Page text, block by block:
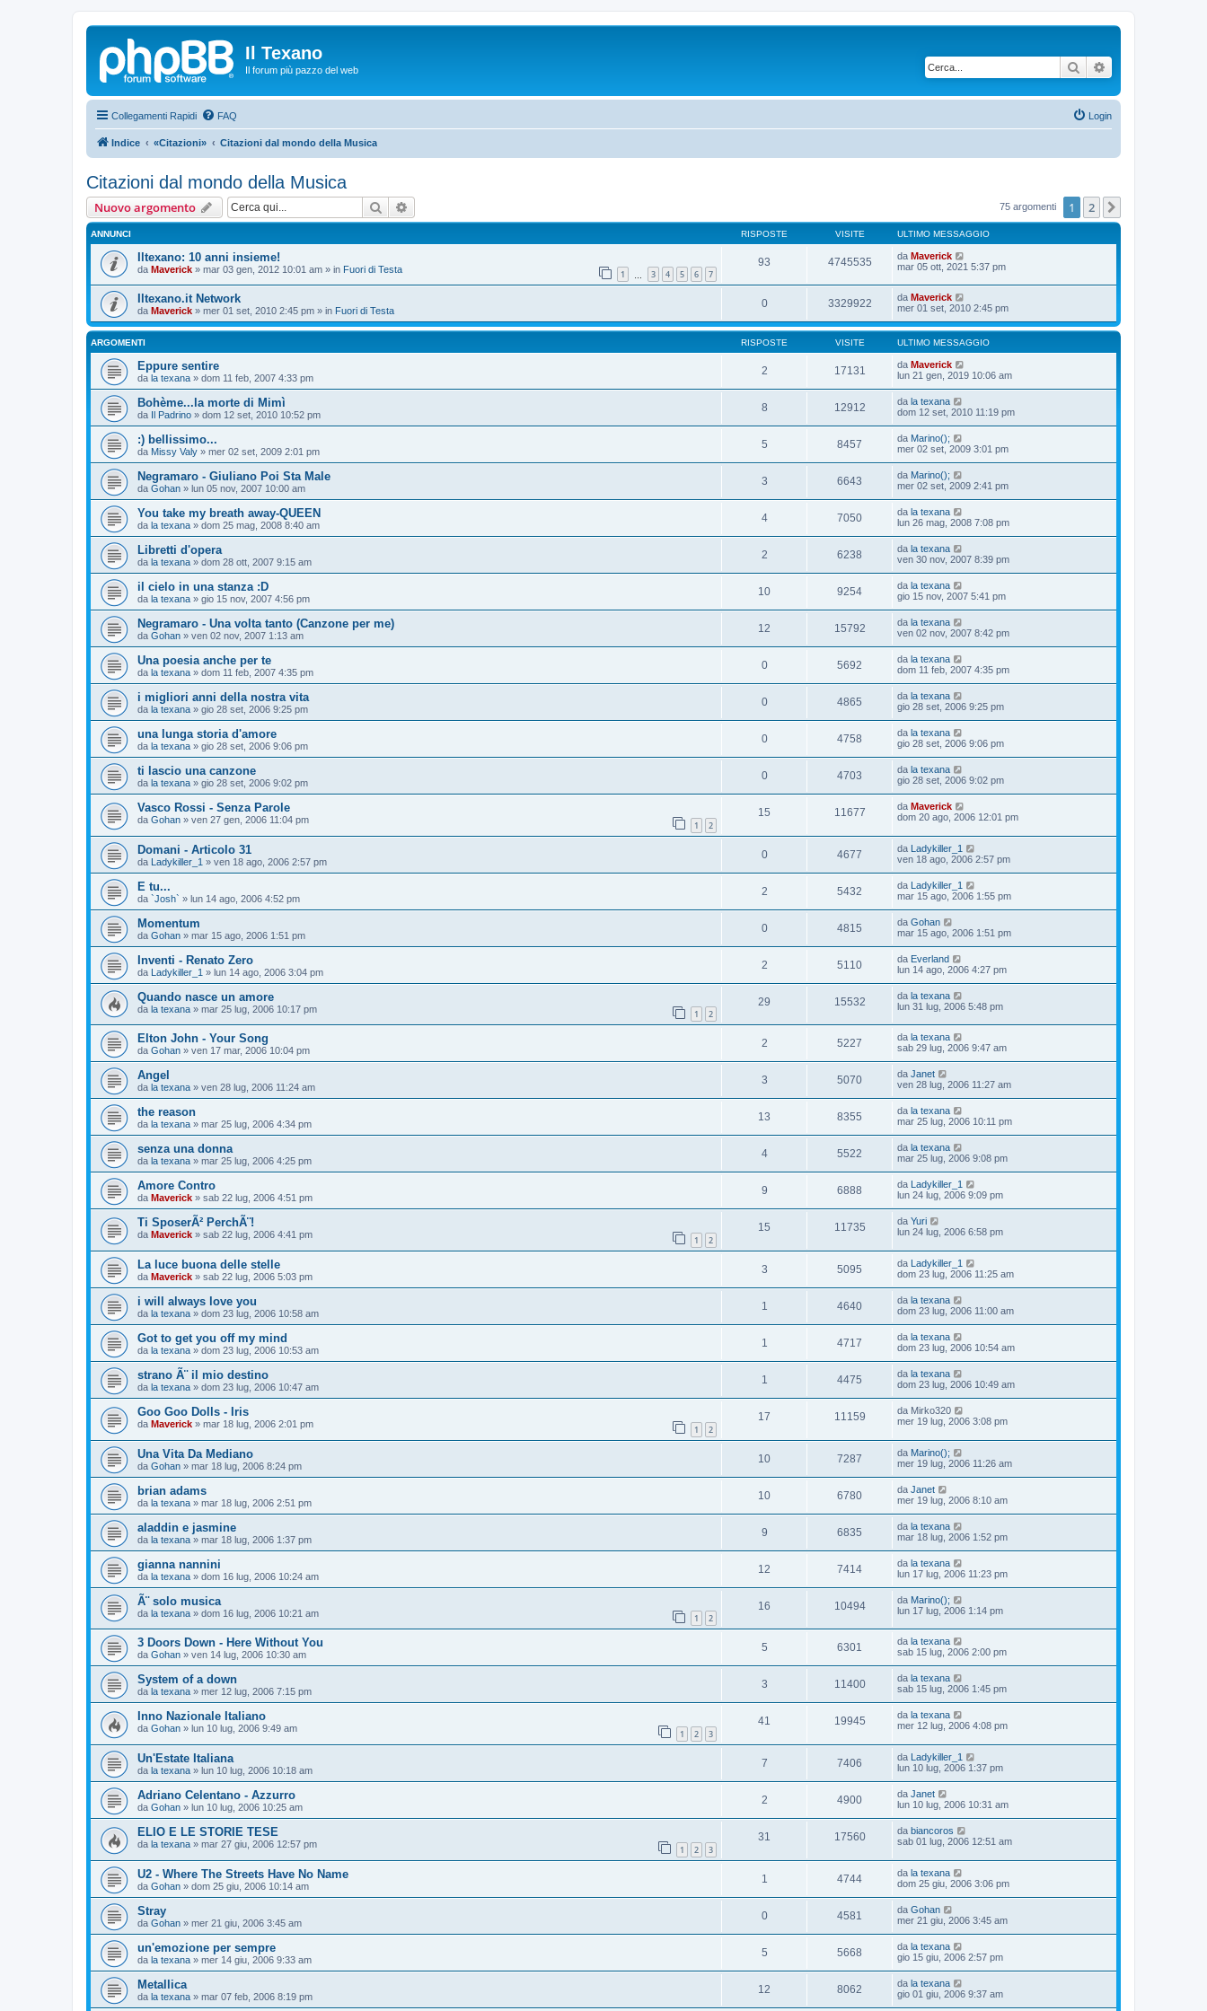
Il Texano
Il forum più pazzo del web Cerca
Collegamenti Rapidi FAQ Login
Indice «Citazioni» Citazioni dal mondo della Musica
Citazioni dal mondo della Musica
Nuovo argomento Cerca 75 argomenti 1 2
ANNUNCI RISPOSTE VISITE ULTIMO MESSAGGIO
Iltexano: 10 anni insieme!
da Maverick » mar 03 gen, 2012 10:01 am » in Fuori di Testa 1 3 4 5 6 7
93 4745535 da Maverick
mar 05 ott, 2021 5:37 pm
Iltexano.it Network
da Maverick » mer 01 set, 2010 2:45 pm » in Fuori di Testa
0 3329922 da Maverick
mer 01 set, 2010 2:45 pm
ARGOMENTI RISPOSTE VISITE ULTIMO MESSAGGIO
Eppure sentire
da la texana » dom 11 feb, 2007 4:33 pm
2 17131 da Maverick
lun 21 gen, 2019 10:06 am
Bohème...la morte di Mimì
da Il Padrino » dom 12 set, 2010 10:52 pm
8 12912 da la texana
dom 12 set, 2010 11:19 pm
:) bellissimo...
da Missy Valy » mer 02 set, 2009 2:01 pm
5 8457 da Marino();
mer 02 set, 2009 3:01 pm
Negramaro - Giuliano Poi Sta Male
da Gohan » lun 05 nov, 2007 10:00 am
3 6643 da Marino();
mer 02 set, 2009 2:41 pm
You take my breath away-QUEEN
da la texana » dom 25 mag, 2008 8:40 am
4 7050 da la texana
lun 26 mag, 2008 7:08 pm
Libretti d'opera
da la texana » dom 28 ott, 2007 9:15 am
2 6238 da la texana
ven 30 nov, 2007 8:39 pm
il cielo in una stanza :D
da la texana » gio 15 nov, 2007 4:56 pm
10 9254 da la texana
gio 15 nov, 2007 5:41 pm
Negramaro - Una volta tanto (Canzone per me)
da Gohan » ven 02 nov, 2007 1:13 am
12 15792 da la texana
ven 02 nov, 2007 8:42 pm
Una poesia anche per te
da la texana » dom 11 feb, 2007 4:35 pm
0 5692 da la texana
dom 11 feb, 2007 4:35 pm
i migliori anni della nostra vita
da la texana » gio 28 set, 2006 9:25 pm
0 4865 da la texana
gio 28 set, 2006 9:25 pm
una lunga storia d'amore
da la texana » gio 28 set, 2006 9:06 pm
0 4758 da la texana
gio 28 set, 2006 9:06 pm
ti lascio una canzone
da la texana » gio 28 set, 2006 9:02 pm
0 4703 da la texana
gio 28 set, 2006 9:02 pm
Vasco Rossi - Senza Parole
da Gohan » ven 27 gen, 2006 11:04 pm 1 2
15 11677 da Maverick
dom 20 ago, 2006 12:01 pm
Domani - Articolo 31
da Ladykiller_1 » ven 18 ago, 2006 2:57 pm
0 4677 da Ladykiller_1
ven 18 ago, 2006 2:57 pm
E tu...
da `Josh` » lun 14 ago, 2006 4:52 pm
2 5432 da Ladykiller_1
mar 15 ago, 2006 1:55 pm
Momentum
da Gohan » mar 15 ago, 2006 1:51 pm
0 4815 da Gohan
mar 15 ago, 2006 1:51 pm
Inventi - Renato Zero
da Ladykiller_1 » lun 14 ago, 2006 3:04 pm
2 5110 da Everland
lun 14 ago, 2006 4:27 pm
Quando nasce un amore
da la texana » mar 25 lug, 2006 10:17 pm 1 2
29 15532 da la texana
lun 31 lug, 2006 5:48 pm
Elton John - Your Song
da Gohan » ven 17 mar, 2006 10:04 pm
2 5227 da la texana
sab 29 lug, 2006 9:47 am
Angel
da la texana » ven 28 lug, 2006 11:24 am
3 5070 da Janet
ven 28 lug, 2006 11:27 am
the reason
da la texana » mar 25 lug, 2006 4:34 pm
13 8355 da la texana
mar 25 lug, 2006 10:11 pm
senza una donna
da la texana » mar 25 lug, 2006 4:25 pm
4 5522 da la texana
mar 25 lug, 2006 9:08 pm
Amore Contro
da Maverick » sab 22 lug, 2006 4:51 pm
9 6888 da Ladykiller_1
lun 24 lug, 2006 9:09 pm
Ti SposerÃ² PerchÃ¨!
da Maverick » sab 22 lug, 2006 4:41 pm 1 2
15 11735 da Yuri
lun 24 lug, 2006 6:58 pm
La luce buona delle stelle
da Maverick » sab 22 lug, 2006 5:03 pm
3 5095 da Ladykiller_1
dom 23 lug, 2006 11:25 am
i will always love you
da la texana » dom 23 lug, 2006 10:58 am
1 4640 da la texana
dom 23 lug, 2006 11:00 am
Got to get you off my mind
da la texana » dom 23 lug, 2006 10:53 am
1 4717 da la texana
dom 23 lug, 2006 10:54 am
strano Ã¨ il mio destino
da la texana » dom 23 lug, 2006 10:47 am
1 4475 da la texana
dom 23 lug, 2006 10:49 am
Goo Goo Dolls - Iris
da Maverick » mar 18 lug, 2006 2:01 pm 1 2
17 11159 da Mirko320
mer 19 lug, 2006 3:08 pm
Una Vita Da Mediano
da Gohan » mar 18 lug, 2006 8:24 pm
10 7287 da Marino();
mer 19 lug, 2006 11:26 am
brian adams
da la texana » mar 18 lug, 2006 2:51 pm
10 6780 da Janet
mer 19 lug, 2006 8:10 am
aladdin e jasmine
da la texana » mar 18 lug, 2006 1:37 pm
9 6835 da la texana
mar 18 lug, 2006 1:52 pm
gianna nannini
da la texana » dom 16 lug, 2006 10:24 am
12 7414 da la texana
lun 17 lug, 2006 11:23 pm
Ã¨ solo musica
da la texana » dom 16 lug, 2006 10:21 am 1 2
16 10494 da Marino();
lun 17 lug, 2006 1:14 pm
3 Doors Down - Here Without You
da Gohan » ven 14 lug, 2006 10:30 am
5 6301 da la texana
sab 15 lug, 2006 2:00 pm
System of a down
da la texana » mer 12 lug, 2006 7:15 pm
3 11400 da la texana
sab 15 lug, 2006 1:45 pm
Inno Nazionale Italiano
da Gohan » lun 10 lug, 2006 9:49 am 1 2 3
41 19945 da la texana
mer 12 lug, 2006 4:08 pm
Un'Estate Italiana
da la texana » lun 10 lug, 2006 10:18 am
7 7406 da Ladykiller_1
lun 10 lug, 2006 1:37 pm
Adriano Celentano - Azzurro
da Gohan » lun 10 lug, 2006 10:25 am
2 4900 da Janet
lun 10 lug, 2006 10:31 am
ELIO E LE STORIE TESE
da la texana » mar 27 giu, 2006 12:57 pm 1 2 3
31 17560 da biancoros
sab 01 lug, 2006 12:51 am
U2 - Where The Streets Have No Name
da Gohan » dom 25 giu, 2006 10:14 am
1 4744 da la texana
dom 25 giu, 2006 3:06 pm
Stray
da Gohan » mer 21 giu, 2006 3:45 am
0 4581 da Gohan
mer 21 giu, 2006 3:45 am
un'emozione per sempre
da la texana » mer 14 giu, 2006 9:33 am
5 5668 da la texana
gio 15 giu, 2006 2:57 pm
Metallica
da la texana » mar 07 feb, 2006 8:19 pm
12 8062 da la texana
gio 01 giu, 2006 9:37 am